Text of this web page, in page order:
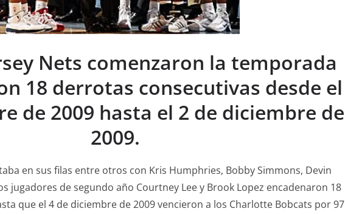
Nets comenzaron la temporada
18 derrotas consecutivas desde el
de 2009 hasta el 2 de diciembre de
2009.
en sus filas entre otros con Kris Humphries, Bobby Simmons, Devin
jugadores de segundo año Courtney Lee y Brook Lopez encadenaron 18
que el 4 de diciembre de 2009 vencieron a los Charlotte Bobcats por 97